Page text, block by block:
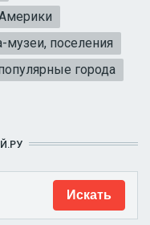
поселения
города